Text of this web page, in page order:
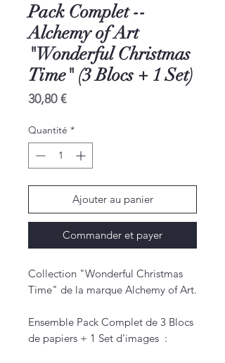
Pack Complet --
Alchemy of Art
"Wonderful Christmas
Time" (3 Blocs + 1 Set)
30,80 €Prix
Quantité *
Ajouter au panier
Commander et payer
Collection "Wonderful Christmas
Time" de la marque Alchemy of Art.
Ensemble Pack Complet de 3 Blocs
de papiers + 1 Set d'images :